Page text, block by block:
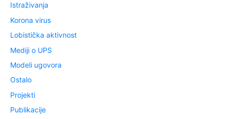
Istraživanja
Korona virus
Lobistička aktivnost
Mediji o UPS
Modeli ugovora
Ostalo
Projekti
Publikacije